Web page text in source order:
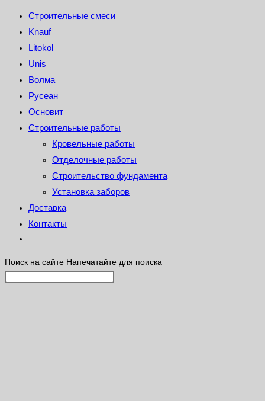
Строительные смеси
Knauf
Litokol
Unis
Волма
Русеан
Основит
Строительные работы
Кровельные работы
Отделочные работы
Строительство фундамента
Установка заборов
Доставка
Контакты
Поиск на сайте Напечатайте для поиска